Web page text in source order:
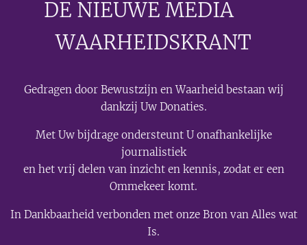
DE NIEUWE MEDIA🟣
WAARHEIDSKRANT
Gedragen door Bewustzijn en Waarheid bestaan wij
dankzij Uw Donaties.
Met Uw bijdrage ondersteunt U onafhankelijke
journalistiek
en het vrij delen van inzicht en kennis, zodat er een
Ommekeer komt.
In Dankbaarheid verbonden met onze Bron van Alles wat
Is.